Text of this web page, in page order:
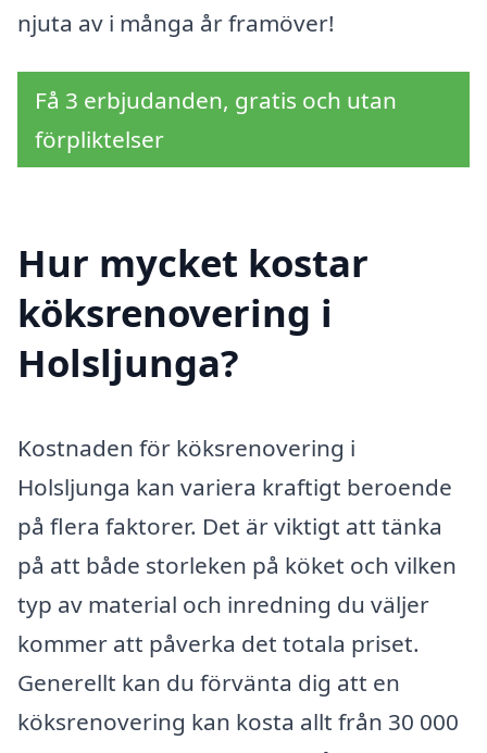
njuta av i många år framöver!
Få 3 erbjudanden, gratis och utan
förpliktelser
Hur mycket kostar
köksrenovering i
Holsljunga?
Kostnaden för köksrenovering i
Holsljunga kan variera kraftigt beroende
på flera faktorer. Det är viktigt att tänka
på att både storleken på köket och vilken
typ av material och inredning du väljer
kommer att påverka det totala priset.
Generellt kan du förvänta dig att en
köksrenovering kan kosta allt från 30 000